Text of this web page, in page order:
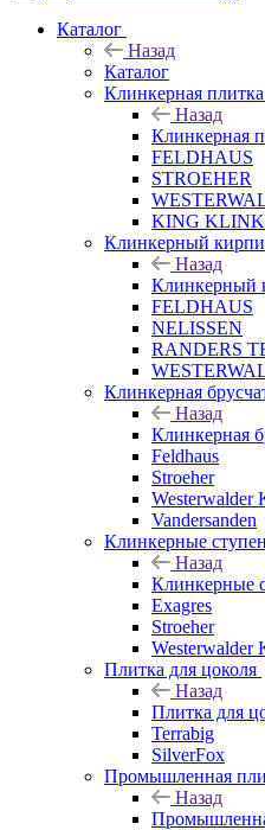
Каталог
Назад
Каталог
Клинкерная плитка
Назад
Клинкерная
FELDHAUS
STROEHER
KING
Клинкерный
Назад
Клинкерный
FELDHAUS
NELISSEN
RANDERS
Клинкерная
Назад
Клинкерная
Feldhaus
Stroeher
Westerwalder
Vandersanden
Клинкерные
Назад
Клинкерные
Exagres
Stroeher
Westerwalder
Плитка для цоколя
Назад
Плитка для
Terrabig
SilverFox
Промышленная
Назад